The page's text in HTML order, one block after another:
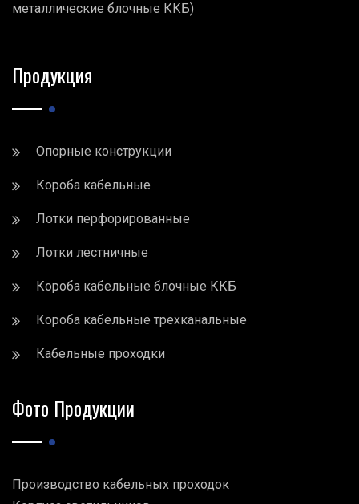
металлические блочные ККБ)
Продукция
Опорные конструкции
Короба кабельные
Лотки перфорированные
Лотки лестничные
Короба кабельные блочные ККБ
Короба кабельные трехканальные
Кабельные проходки
Фото Продукции
Производство кабельных проходок